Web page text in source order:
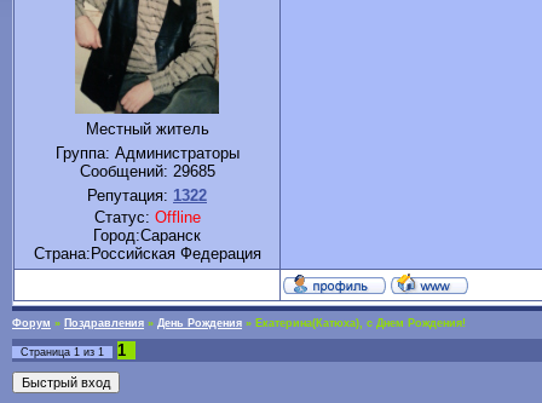
Местный житель
Группа: Администраторы
Сообщений: 29685
Репутация: 1322
Статус: Offline
Город:Саранск
Cтрана:Российская Федерация
Форум » Поздравления » День Рождения » Екатерина(Катюха), с Днем Рождения!
Страница 1 из 1 1